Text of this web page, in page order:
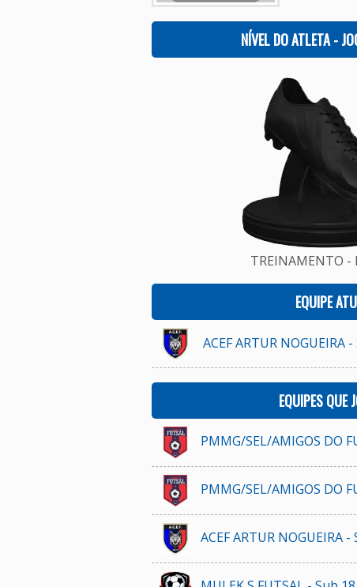
NÍVEL DO ATLETA -
TREINAMENTO -
EQUIPE
ACEF ARTUR NOGUEIRA -
EQUIPES QUE
PMMG/SEL/AMIGOS DO
PMMG/SEL/AMIGOS DO
ACEF ARTUR NOGUEIRA -